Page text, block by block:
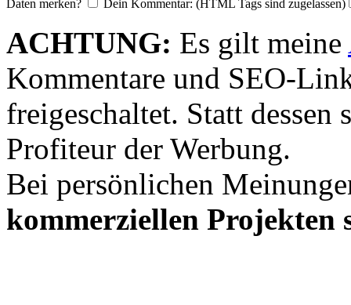
Daten merken? Dein Kommentar: (HTML Tags sind zugelassen)
ACHTUNG: Es gilt meine
Kommentare und SEO-
freigeschaltet. Statt dessen
Profiteur der Werbung.
Bei persönlichen
kommerziellen Projekten